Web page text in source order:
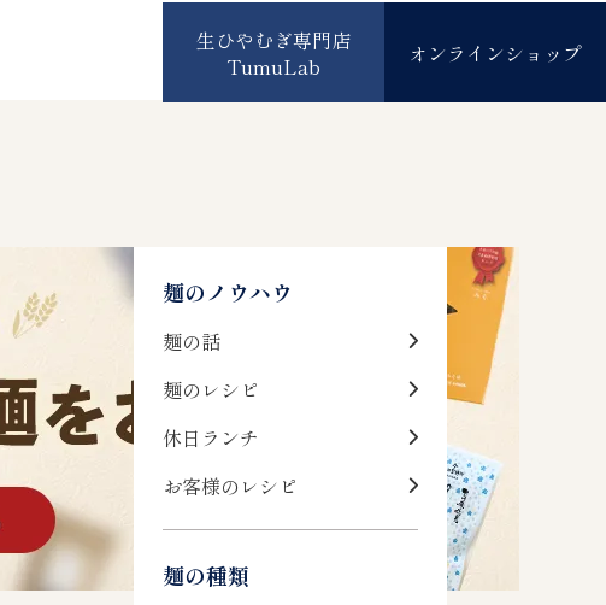
生ひやむぎ専門店
TumuLab
オンラインショップ
麺のノウハウ
麺の話
麺のレシピ
休日ランチ
お客様のレシピ
麺の種類